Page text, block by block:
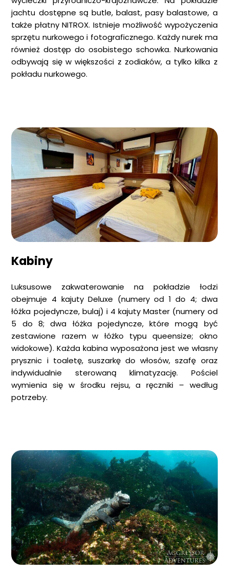
jachtu dostępne są butle, balast, pasy balastowe, a
także płatny NITROX. Istnieje możliwość wypożyczenia
sprzętu nurkowego i fotograficznego. Każdy nurek ma
również dostęp do osobistego schowka. Nurkowania
odbywają się w większości z zodiaków, a tylko kilka z
pokładu nurkowego.
Kabiny
Luksusowe zakwaterowanie na pokładzie łodzi
obejmuje 4 kajuty Deluxe (numery od 1 do 4; dwa
łóżka pojedyncze, bulaj) i 4 kajuty Master (numery od
5 do 8; dwa łóżka pojedyncze, które mogą być
zestawione razem w łóżko typu queensize; okno
widokowe). Każda kabina wyposażona jest we własny
prysznic i toaletę, suszarkę do włosów, szafę oraz
indywidualnie sterowaną klimatyzację. Pościel
wymienia się w środku rejsu, a ręczniki – według
potrzeby.